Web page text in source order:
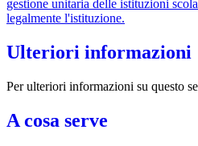
gestione unitaria delle istituzioni
legalmente l'istituzione.
Ulteriori informazioni
Per ulteriori informazioni su questo
A cosa serve